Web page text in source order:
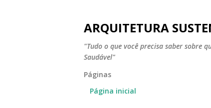
ARQUITETURA
"Tudo o que você precisa saber sobre
Saudável"
Páginas
Página inicial